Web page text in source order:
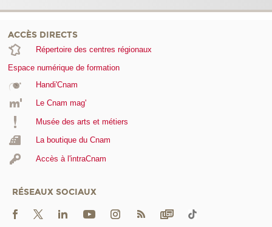
ACCÈS DIRECTS
Répertoire des centres régionaux
Espace numérique de formation
Handi'Cnam
Le Cnam mag'
Musée des arts et métiers
La boutique du Cnam
Accès à l'intraCnam
RÉSEAUX SOCIAUX